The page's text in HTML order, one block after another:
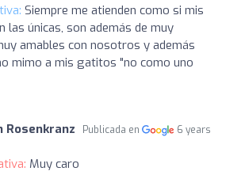
Siempre me atienden como si mis
las únicas, son además de muy
amables con nosotros y además
mimo a mis gatitos "no como uno
Rosenkranz Publicada en
6 years
Muy caro